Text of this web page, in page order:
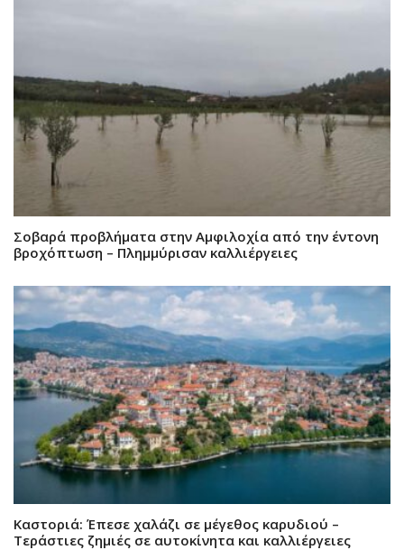
Σοβαρά προβλήματα στην Αμφιλοχία από την έντονη
βροχόπτωση – Πλημμύρισαν καλλιέργειες
Καστοριά: Έπεσε χαλάζι σε μέγεθος καρυδιού –
Τεράστιες ζημιές σε αυτοκίνητα και καλλιέργειες